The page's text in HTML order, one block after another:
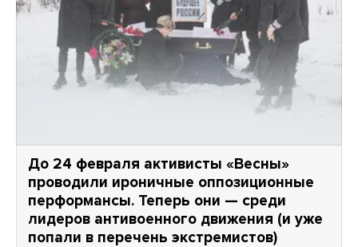
До 24 февраля активисты «Весны»
проводили ироничные оппозиционные
перформансы. Теперь они — среди
лидеров антивоенного движения (и уже
попали в перечень экстремистов)